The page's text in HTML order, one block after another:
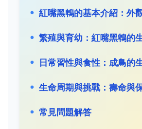
紅嘴黑鵯的基本介紹：外
繁殖與育幼：紅嘴黑鵯的
日常習性與食性：成鳥的
生命周期與挑戰：壽命與
常見問題解答